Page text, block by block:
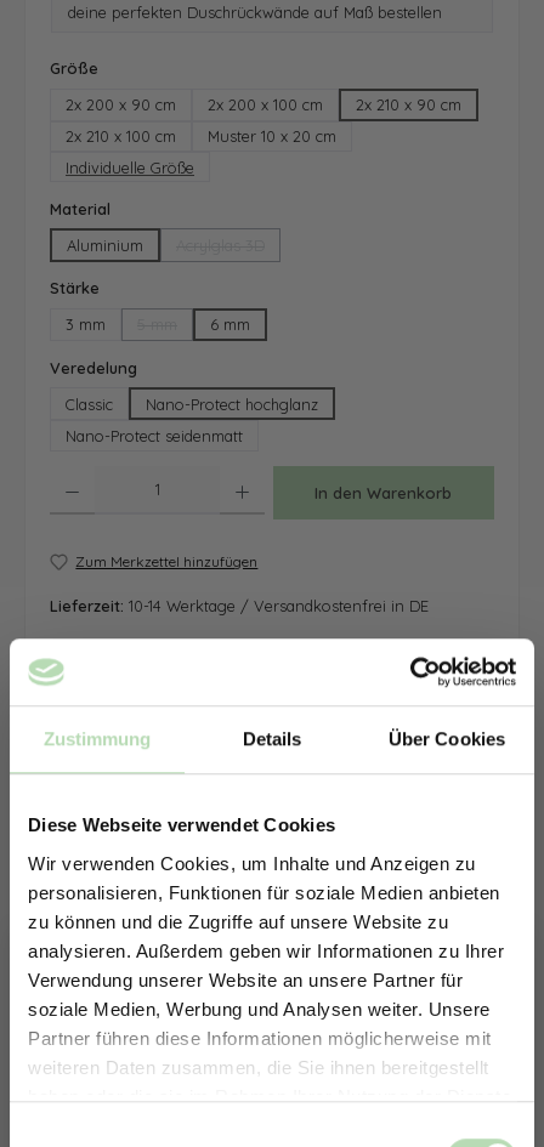
Zustimmung Details Über Cookies
Diese Webseite verwendet Cookies
Wir verwenden Cookies, um Inhalte und Anzeigen zu
personalisieren, Funktionen für soziale Medien anbieten
zu können und die Zugriffe auf unsere Website zu
analysieren. Außerdem geben wir Informationen zu Ihrer
Verwendung unserer Website an unsere Partner für
soziale Medien, Werbung und Analysen weiter. Unsere
Partner führen diese Informationen möglicherweise mit
weiteren Daten zusammen, die Sie ihnen bereitgestellt
haben oder die sie im Rahmen Ihrer Nutzung der Dienste
deine perfekten Duschrückwände auf Maß bestellen
Größe
2x 200 x 90 cm
2x 200 x 100 cm
2x 210 x 90 cm
2x 210 x 100 cm
Muster 10 x 20 cm
Individuelle Größe
Material
Aluminium
Stärke
3 mm
(Diese Option ist zurzeit nicht verfügbar.)
6 mm
Veredelung
Classic
Nano-Protect hochglanz
Nano-Protect seidenmatt
In den Warenkorb
Zum Merkzettel hinzufügen
Lieferzeit: 10-14 Werktage / Versandkostenfrei in DE
ERHALTE 5% RABATT AUF
DEINE RÜCKWÄNDE